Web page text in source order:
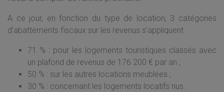
A ce jour, en fonction du type de location, 3 catégories
d’abattements fiscaux sur les revenus s’appliquent :
71 % : pour les logements touristiques classés avec
un plafond de revenus de 176 200 € par an ;
50 % : sur les autres locations meublées ;
30 % : concernant les logements locatifs nus.